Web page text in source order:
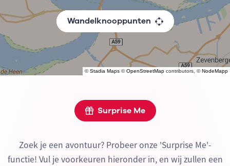
©Stadia Maps ©OpenStreetMap contributors, ©NodeMapp
Wandelknooppunten
Surprise Me
Zoek je een avontuur? Probeer onze 'Surprise Me'-
functie! Vul je voorkeuren hieronder in, en wij zullen een